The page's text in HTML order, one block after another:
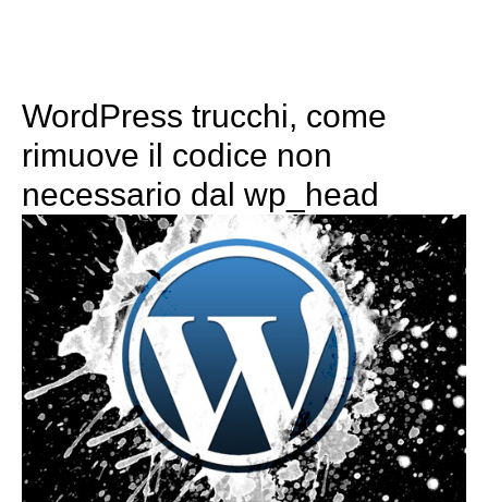
WordPress trucchi, come
rimuove il codice non
necessario dal wp_head